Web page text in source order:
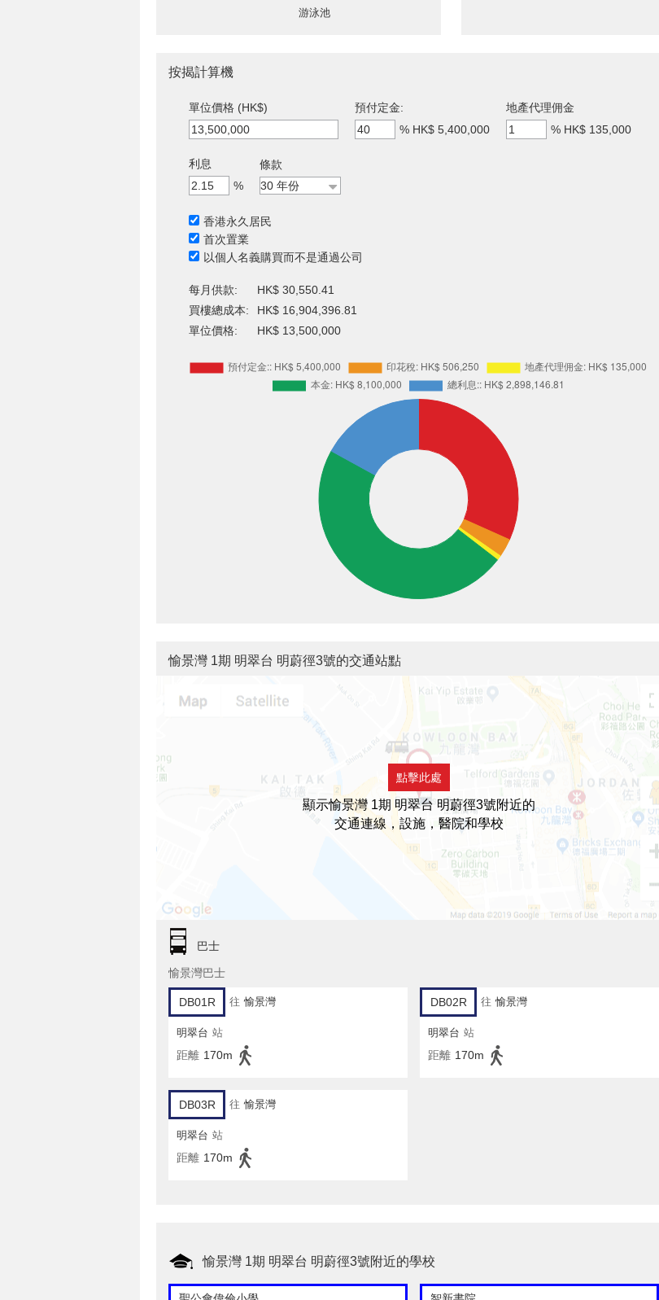
游泳池
按揭計算機
單位價格 (HK$)
預付定金:
% HK$ 5,400,000
地產代理佣金
% HK$ 135,000
利息
%
條款
香港永久居民
首次置業
以個人名義購買而不是通過公司
每月供款:
HK$ 30,550.41
買樓總成本:
HK$ 16,904,396.81
單位價格:
HK$ 13,500,000
愉景灣 1期 明翠台 明蔚徑3號的交通站點
點擊此處
顯示愉景灣 1期 明翠台 明蔚徑3號附近的
交通連線，設施，醫院和學校
巴士
愉景灣巴士
DB01R 往 愉景灣
明翠台 站
距離 170m
DB02R 往 愉景灣
明翠台 站
距離 170m
DB03R 往 愉景灣
明翠台 站
距離 170m
愉景灣 1期 明翠台 明蔚徑3號附近的學校